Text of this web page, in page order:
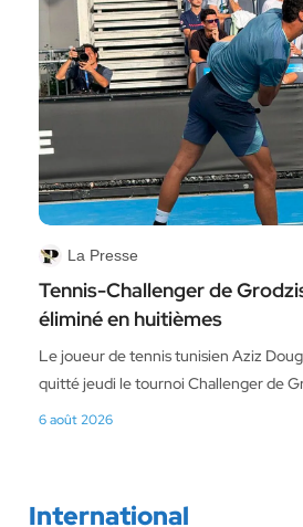
La Presse
Tennis-Challenger de
éliminé en huitièmes
Le joueur de tennis tunisien Aziz
quitté jeudi le tournoi Challenger de
6 août 2026
International